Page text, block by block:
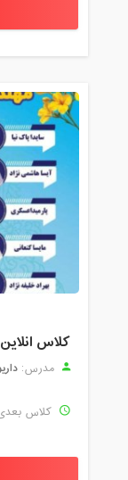
کلاس
مدرس:
کلاس